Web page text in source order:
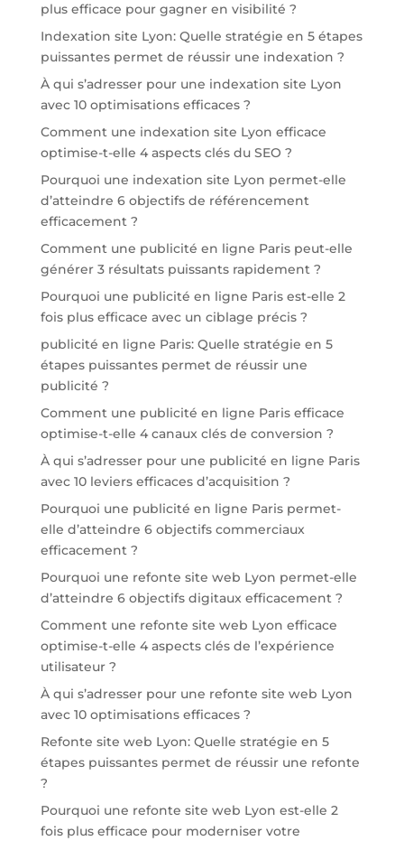
plus efficace pour gagner en visibilité ?
Indexation site Lyon: Quelle stratégie en 5 étapes
puissantes permet de réussir une indexation ?
À qui s’adresser pour une indexation site Lyon
avec 10 optimisations efficaces ?
Comment une indexation site Lyon efficace
optimise-t-elle 4 aspects clés du SEO ?
Pourquoi une indexation site Lyon permet-elle
d’atteindre 6 objectifs de référencement
efficacement ?
Comment une publicité en ligne Paris peut-elle
générer 3 résultats puissants rapidement ?
Pourquoi une publicité en ligne Paris est-elle 2
fois plus efficace avec un ciblage précis ?
publicité en ligne Paris: Quelle stratégie en 5
étapes puissantes permet de réussir une
publicité ?
Comment une publicité en ligne Paris efficace
optimise-t-elle 4 canaux clés de conversion ?
À qui s’adresser pour une publicité en ligne Paris
avec 10 leviers efficaces d’acquisition ?
Pourquoi une publicité en ligne Paris permet-
elle d’atteindre 6 objectifs commerciaux
efficacement ?
Pourquoi une refonte site web Lyon permet-elle
d’atteindre 6 objectifs digitaux efficacement ?
Comment une refonte site web Lyon efficace
optimise-t-elle 4 aspects clés de l’expérience
utilisateur ?
À qui s’adresser pour une refonte site web Lyon
avec 10 optimisations efficaces ?
Refonte site web Lyon: Quelle stratégie en 5
étapes puissantes permet de réussir une refonte
?
Pourquoi une refonte site web Lyon est-elle 2
fois plus efficace pour moderniser votre